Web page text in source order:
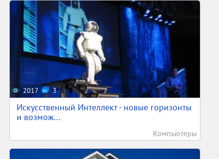
2017 3
Искусственный Интеллект - новые горизонты
и возмож...
Компьютеры